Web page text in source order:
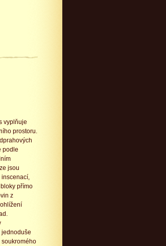
vyplňuje
prostoru.
podle
jsou
inscenací,
přímo
z
jednoduše
soukromého